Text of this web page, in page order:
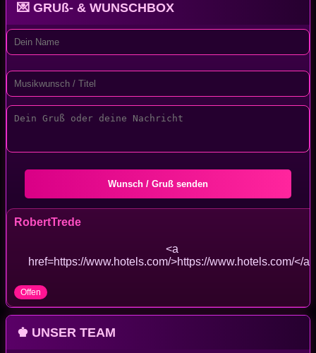
💌 GRUß- & WUNSCHBOX
Wunsch / Gruß senden
RobertTrede
<a
href=https://www.hotels.com/>https://www.hotels.com/</a>
Offen
♚ UNSER TEAM